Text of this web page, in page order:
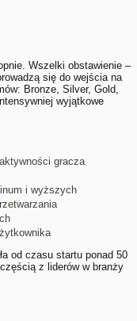
Wszelki obstawienie –
się do wejścia na
Bronze, Silver, Gold,
wyjątkowe
gracza
i wyższych
od czasu startu ponad 50
z liderów w branży